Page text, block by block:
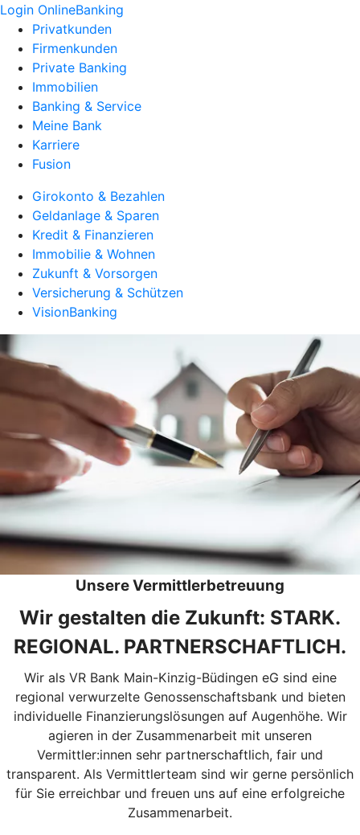
Login OnlineBanking
Privatkunden
Firmenkunden
Private Banking
Immobilien
Banking & Service
Meine Bank
Karriere
Fusion
Girokonto & Bezahlen
Geldanlage & Sparen
Kredit & Finanzieren
Immobilie & Wohnen
Zukunft & Vorsorgen
Versicherung & Schützen
VisionBanking
Unsere Vermittlerbetreuung
Wir gestalten die Zukunft: STARK.
REGIONAL. PARTNERSCHAFTLICH.
Wir als VR Bank Main-Kinzig-Büdingen eG sind eine
regional verwurzelte Genossenschaftsbank und bieten
individuelle Finanzierungslösungen auf Augenhöhe. Wir
agieren in der Zusammenarbeit mit unseren
Vermittler:innen sehr partnerschaftlich, fair und
transparent. Als Vermittlerteam sind wir gerne persönlich
für Sie erreichbar und freuen uns auf eine erfolgreiche
Zusammenarbeit.